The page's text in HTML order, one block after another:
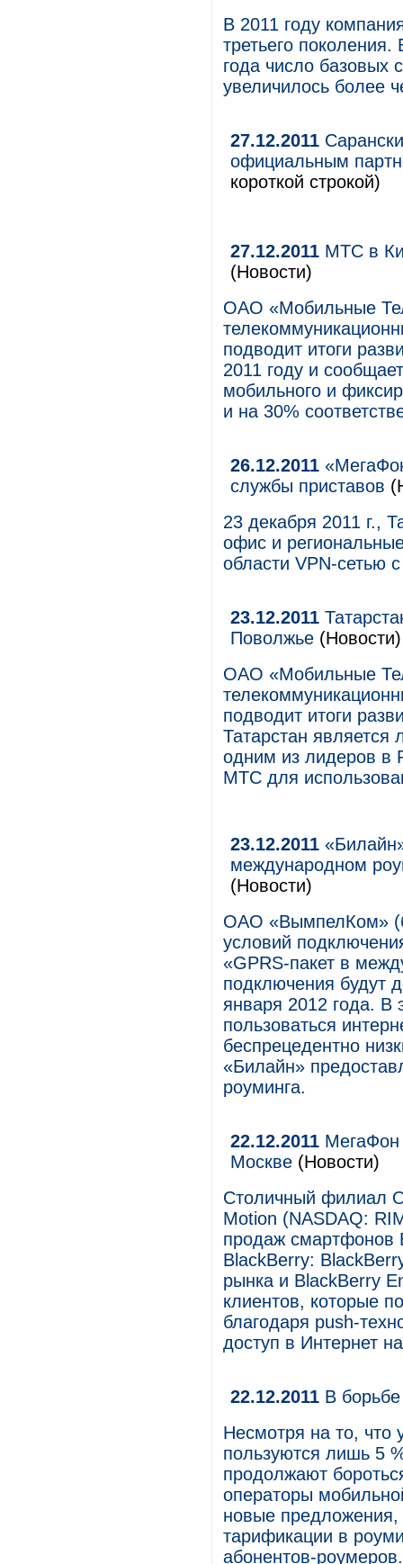
В 2011 году
третьего
года число базовых
увеличилось более
27.12.2011
официальным
короткой строкой)
27.12.2011 МТС в
(Новости)
ОАО «Мобильные
подводит итоги
2011 году и
мобильного и
и на 30%
26.12.2011
службы приставов
23 декабря 2011 г.,
офис и
области VPN-сетью
23.12.2011
Поволжье (Новости)
ОАО «Мобильные
подводит итоги
Татарстан
одним из лидеров в
МТС для
23.12.2011
международном
(Новости)
ОАО «ВымпелКом»
условий
«GPRS-пакет в
подключения будут
января 2012 года. В
пользоваться
беспрецедентно
«Билайн»
роуминга.
22.12.2011 МегаФон
Москве (Новости)
Столичный филиал
Motion (NASDAQ:
продаж смартфонов
BlackBerry:
рынка и BlackBerry
клиентов, которые
благодаря push-
доступ в Интернет
22.12.2011 В
Несмотря на то, что
пользуются лишь 5
продолжают
операторы
новые
тарификации в
абонентов-